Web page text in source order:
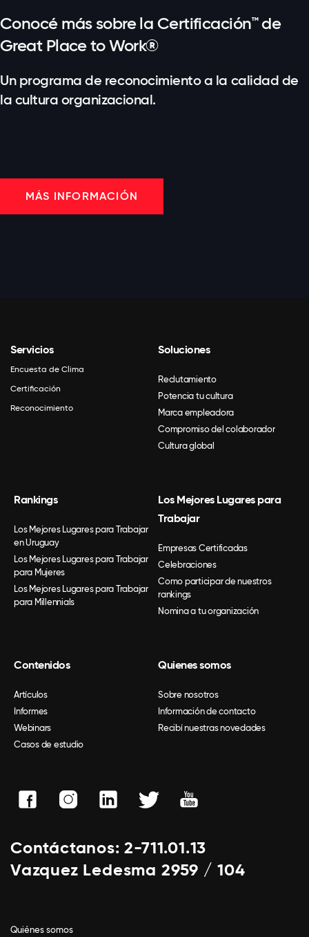
Conocé más sobre la Certificación™ de
Great Place to Work®
Un programa de reconocimiento a la calidad de
la cultura organizacional.
MÁS INFORMACIÓN
Servicios
Encuesta de Clima
Certificación
Reconocimiento
Soluciones
Reclutamiento
Potencia tu cultura
Marca empleadora
Compromiso del colaborador
Cultura global
Rankings
Los Mejores Lugares para Trabajar
en Uruguay
Los Mejores Lugares para Trabajar
para Mujeres
Los Mejores Lugares para Trabajar
para Millennials
Los Mejores Lugares para
Trabajar
Empresas Certificadas
Celebraciones
Como participar de nuestros
rankings
Nomina a tu organización
Contenidos
Artículos
Informes
Webinars
Casos de estudio
Quienes somos
Sobre nosotros
Información de contacto
Recibí nuestras novedades
Contáctanos: 2-711.01.13
Vazquez Ledesma 2959 / 104
Quiénes somos